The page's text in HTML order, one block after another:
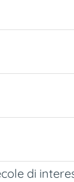
di